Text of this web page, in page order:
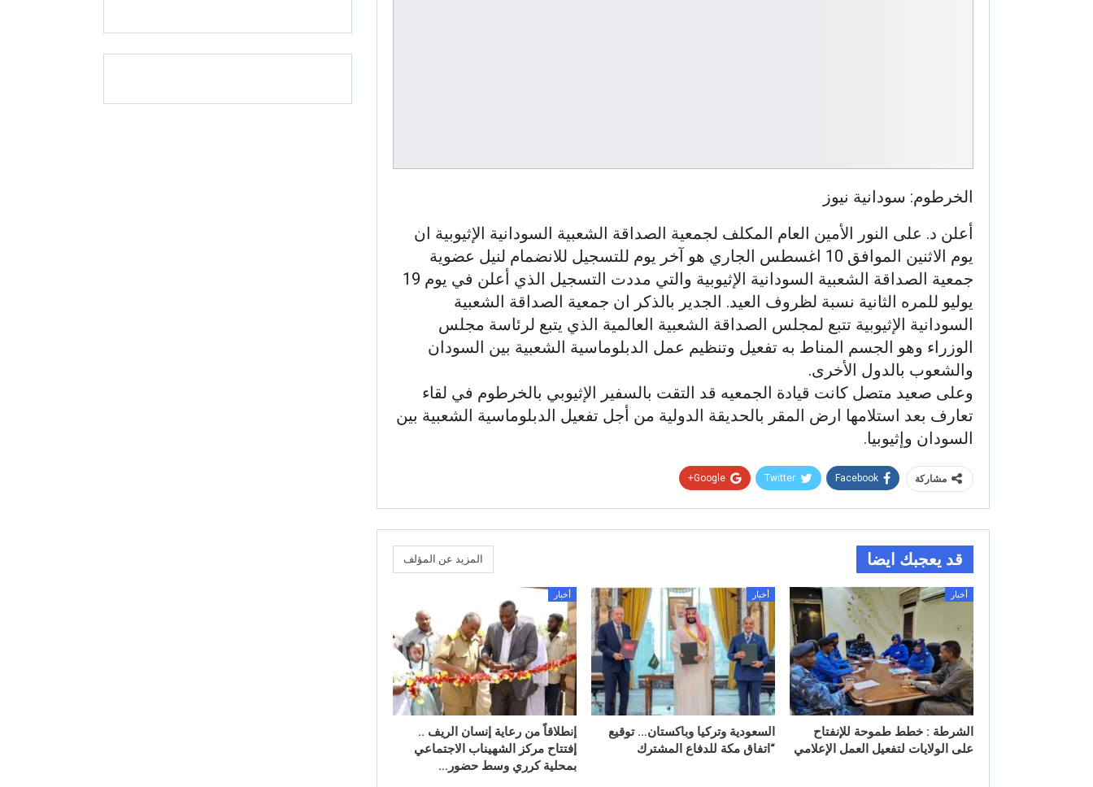
الخرطوم: سودانية نيوز
أعلن د. على النور الأمين العام المكلف لجمعية الصداقة الشعبية السودانية الإثيوبية ان
يوم الاثنين الموافق 10 اغسطس الجاري هو آخر يوم للتسجيل للانضمام لنيل عضوية
جمعية الصداقة الشعبية السودانية الإثيوبية والتي مددت التسجيل الذي أعلن في يوم 19
يوليو للمره الثانية نسبة لظروف العيد. الجدير بالذكر ان جمعية الصداقة الشعبية
السودانية الإثيوبية تتبع لمجلس الصداقة الشعبية العالمية الذي يتبع لرئاسة مجلس
الوزراء وهو الجسم المناط به تفعيل وتنظيم عمل الدبلوماسية الشعبية بين السودان
والشعوب بالدول الأخرى.
وعلى صعيد متصل كانت قيادة الجمعيه قد التقت بالسفير الإثيوبي بالخرطوم في لقاء
تعارف بعد استلامها ارض المقر بالحديقة الدولية من أجل تفعيل الدبلوماسية الشعبية بين
السودان وإثيوبيا.
مشاركة Facebook
Twitter
Google+
قد يعجبك ايضا المزيد عن المؤلف
أخبار
الشرطة : خطط طموحة للإنفتاح
على الولايات لتفعيل العمل الإعلامي
أخبار
السعودية وتركيا وباكستان… توقيع
“اتفاق مكة للدفاع المشترك
أخبار
إنطلاقاً من رعاية إنسان الريف ..
إفتتاح مركز الشهيناب الاجتماعي
بمحلية كرري وسط حضور…